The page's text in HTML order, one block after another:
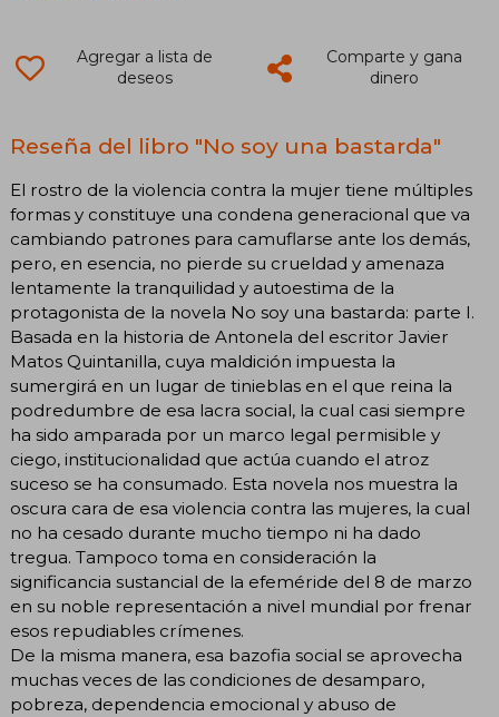
Agregar a lista de
deseos
Comparte y gana
dinero
Reseña del libro "No soy una bastarda"
El rostro de la violencia contra la mujer tiene múltiples
formas y constituye una condena generacional que va
cambiando patrones para camuflarse ante los demás,
pero, en esencia, no pierde su crueldad y amenaza
lentamente la tranquilidad y autoestima de la
protagonista de la novela No soy una bastarda: parte I.
Basada en la historia de Antonela del escritor Javier
Matos Quintanilla, cuya maldición impuesta la
sumergirá en un lugar de tinieblas en el que reina la
podredumbre de esa lacra social, la cual casi siempre
ha sido amparada por un marco legal permisible y
ciego, institucionalidad que actúa cuando el atroz
suceso se ha consumado. Esta novela nos muestra la
oscura cara de esa violencia contra las mujeres, la cual
no ha cesado durante mucho tiempo ni ha dado
tregua. Tampoco toma en consideración la
significancia sustancial de la efeméride del 8 de marzo
en su noble representación a nivel mundial por frenar
esos repudiables crímenes.
De la misma manera, esa bazofia social se aprovecha
muchas veces de las condiciones de desamparo,
pobreza, dependencia emocional y abuso de